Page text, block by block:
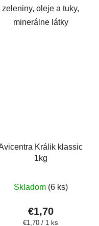
zeleniny, oleje a tuky,
minerálne látky
Králik klassic
1kg
Skladom (6 ks)
€1,70
Jednotková
€1,70 / 1 ks